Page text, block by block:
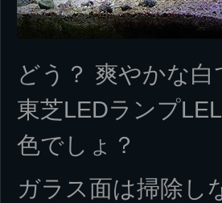
どう？ 爽やかな白
東芝LEDランプ
色でしょ？
ガラス面は掃除し